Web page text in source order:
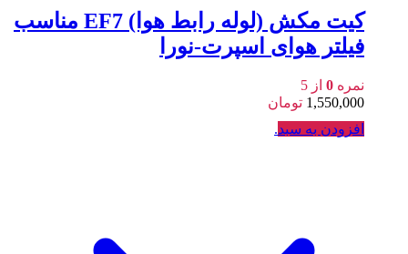
کیت مکش (لوله رابط هوا) EF7 مناسب
فیلتر هوای اسپرت-نورا
نمره 0 از 5
1,550,000 تومان
افزودن به سبد.